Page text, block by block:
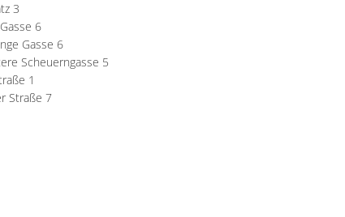
3
6
Gasse 6
Scheuerngasse 5
1
Straße 7